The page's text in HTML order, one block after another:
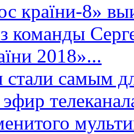
країни-8»
команды
2018»...
самым